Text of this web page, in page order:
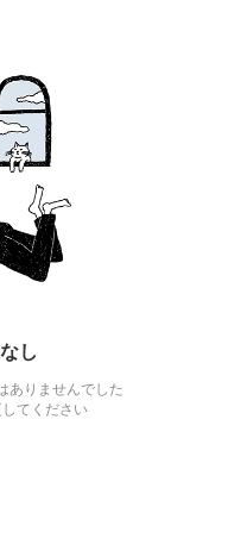
し
ありませんでした
てください